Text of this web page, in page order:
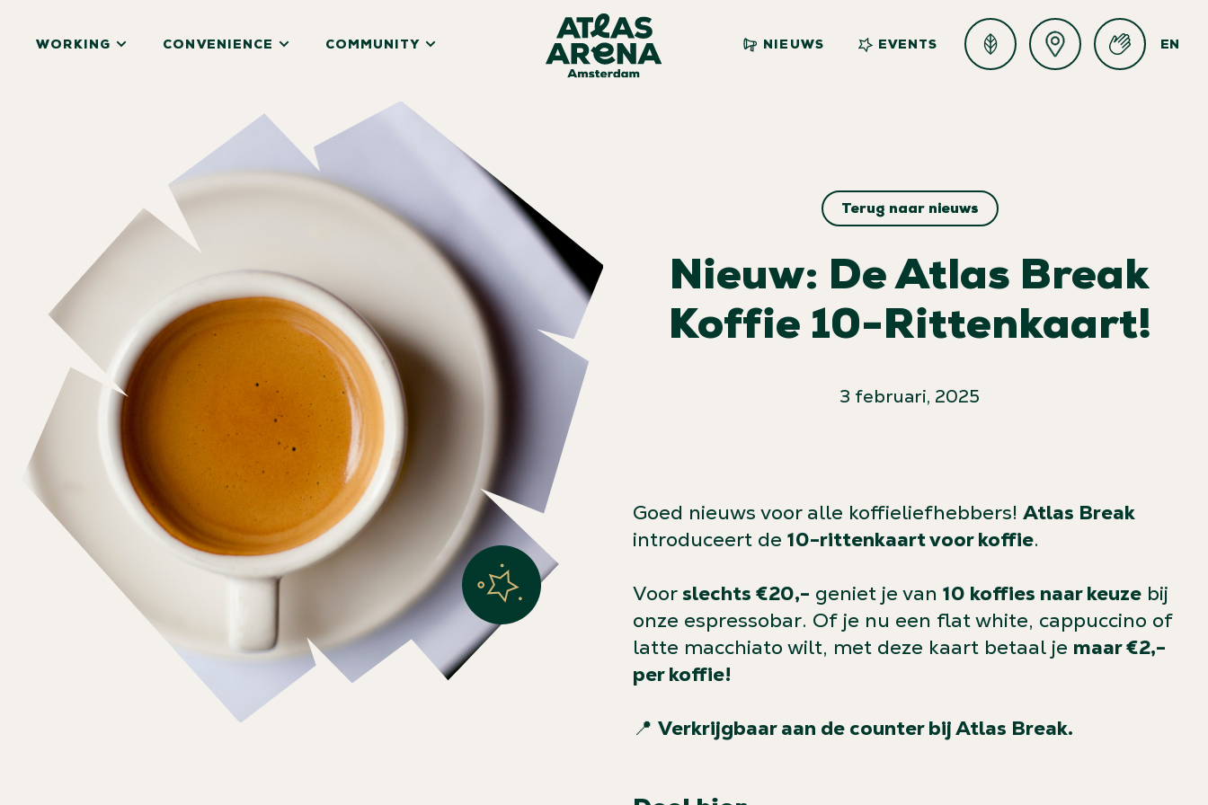
WORKING CONVENIENCE COMMUNITY NIEUWS EVENTS EN
Terug naar nieuws
Nieuw: De Atlas Break
Koffie 10-Rittenkaart!
3 februari, 2025
Goed nieuws voor alle koffieliefhebbers! Atlas Break
introduceert de 10-rittenkaart voor koffie.
Voorslechts €20,- geniet je van 10 koffies naar keuze bij
onze espressobar. Of je nu een flat white, cappuccino of
latte macchiato wilt, met deze kaart betaal je maar €2,-
per koffie!
📍 Verkrijgbaar aan de counter bij Atlas Break.